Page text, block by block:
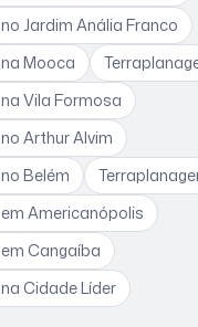
no Jardim Anália Franco
na Mooca
na Vila Formosa
no Arthur Alvim
no Belém
em Americanópolis
em Cangaíba
na Cidade Líder